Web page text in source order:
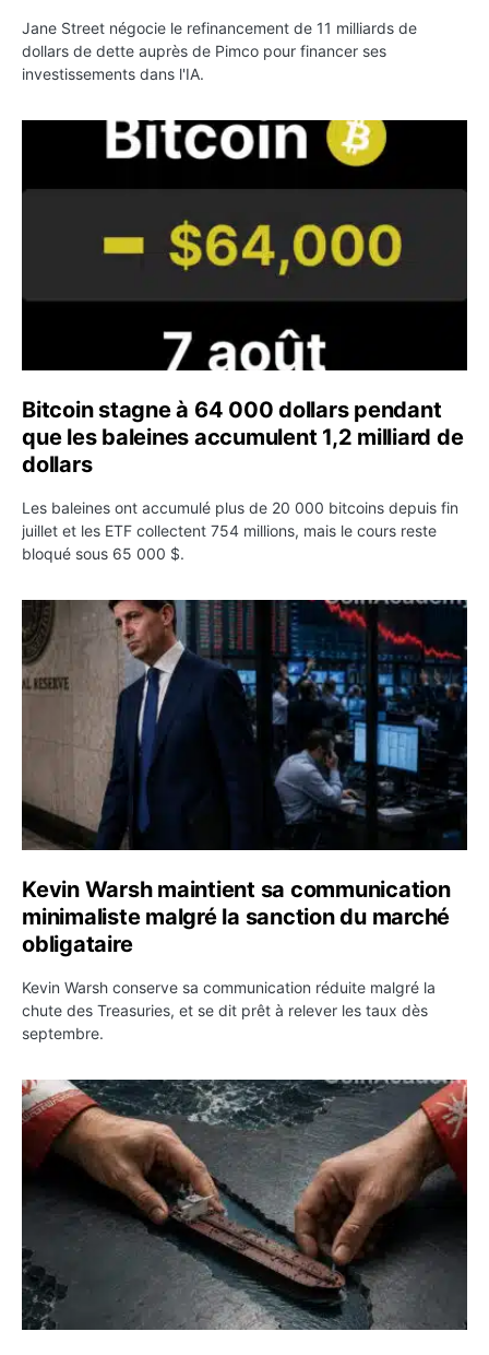
Jane Street négocie le refinancement de 11 milliards de
dollars de dette auprès de Pimco pour financer ses
investissements dans l'IA.
Bitcoin stagne à 64 000 dollars pendant que les
Bitcoin stagne à 64 000 dollars pendant
que les baleines accumulent 1,2 milliard de
dollars
Les baleines ont accumulé plus de 20 000 bitcoins depuis fin
juillet et les ETF collectent 754 millions, mais le cours reste
bloqué sous 65 000 $.
Kevin Warsh maintient sa communication minimaliste
Kevin Warsh maintient sa communication
minimaliste malgré la sanction du marché
obligataire
Kevin Warsh conserve sa communication réduite malgré la
chute des Treasuries, et se dit prêt à relever les taux dès
septembre.
Ormuz : l’Iran annonce un accord avec Oman sur une